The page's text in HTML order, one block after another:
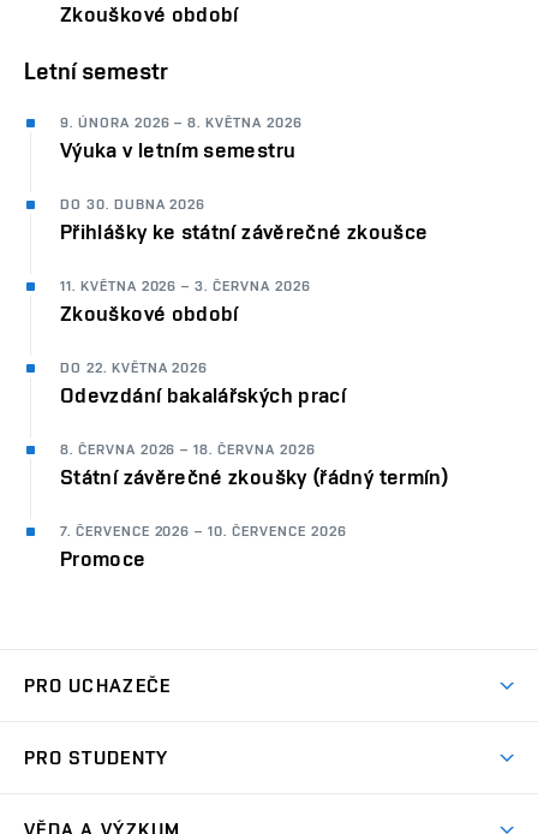
Zkouškové období
Letní semestr
9. ÚNORA 2026 – 8. KVĚTNA 2026
Výuka v letním semestru
DO 30. DUBNA 2026
Přihlášky ke státní závěrečné zkoušce
11. KVĚTNA 2026 – 3. ČERVNA 2026
Zkouškové období
DO 22. KVĚTNA 2026
Odevzdání bakalářských prací
8. ČERVNA 2026 – 18. ČERVNA 2026
Státní závěrečné zkoušky (řádný termín)
7. ČERVENCE 2026 – 10. ČERVENCE 2026
Promoce
PRO UCHAZEČE
Ambasadoři studia
PRO STUDENTY